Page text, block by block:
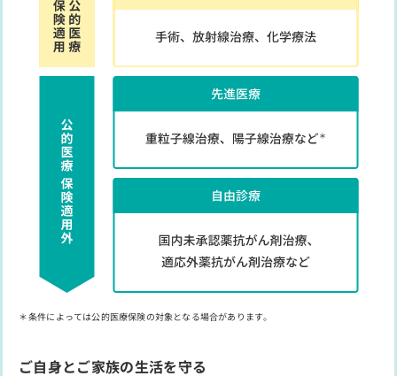
条件によっては公的医療保険の対象となる場合があります。
ご自身とご家族の生活を守る